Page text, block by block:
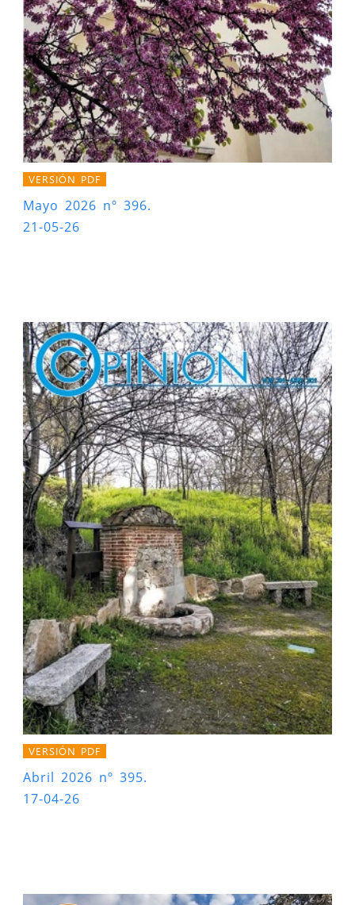
VERSIÓN PDF
Mayo 2026 nº 396.
21-05-26
VERSIÓN PDF
Abril 2026 nº 395.
17-04-26